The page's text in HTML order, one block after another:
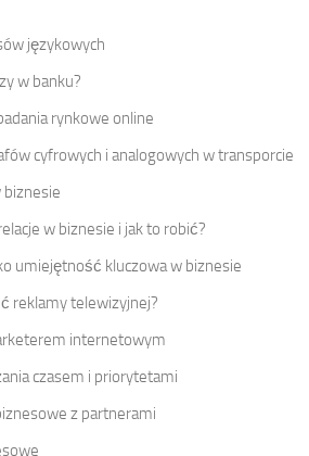
językowych
w banku?
rynkowe online
cyfrowych i analogowych w transporcie
biznesie
w biznesie i jak to robić?
umiejętność kluczowa w biznesie
reklamy telewizyjnej?
internetowym
czasem i priorytetami
z partnerami